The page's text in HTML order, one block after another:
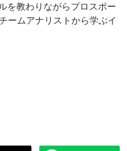
を教わりながらプロスポー
ームアナリストから学ぶイ